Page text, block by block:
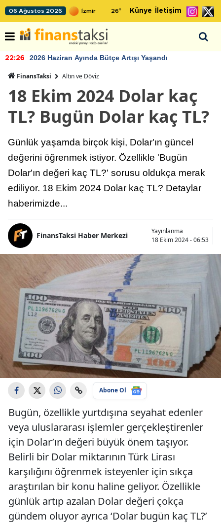
06 Ağustos 2026 26° Künye İletişim
22:26 2026 Haziran Ayında Bütçe Artışı Yaşandı
FinansTaksi Altın ve Döviz
18 Ekim 2024 Dolar kaç
TL? Bugün Dolar kaç TL?
Günlük yaşamda birçok kişi, Dolar'ın güncel
değerini öğrenmek istiyor. Özellikle 'Bugün
Dolar'ın değeri kaç TL?' sorusu oldukça merak
ediliyor. 18 Ekim 2024 Dolar kaç TL? Detaylar
haberimizde...
FinansTaksi Haber Merkezi
Yayınlanma
18 Ekim 2024 - 06:53
Abone Ol
Bugün, özellikle yurtdışına seyahat edenler
veya uluslararası işlemler gerçekleştirenler
için Dolar’ın değeri büyük önem taşıyor.
Belirli bir Dolar miktarının Türk Lirası
karşılığını öğrenmek isteyenler için sıkça
araştırılan bir konu haline geliyor. Özellikle
günlük artıp azalan Dolar değeri çokça
gündem oluyor ayrıca ‘Dolar bugün kaç TL?’